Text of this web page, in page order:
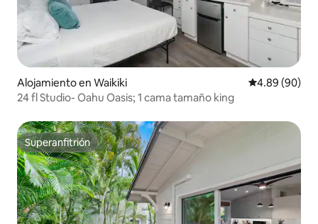
Alojamiento en Waikiki Calificación
4.89 (90)
24 fl Studio- Oahu Oasis; 1 cama tamaño king
Superanfitrión
Superanfitrión